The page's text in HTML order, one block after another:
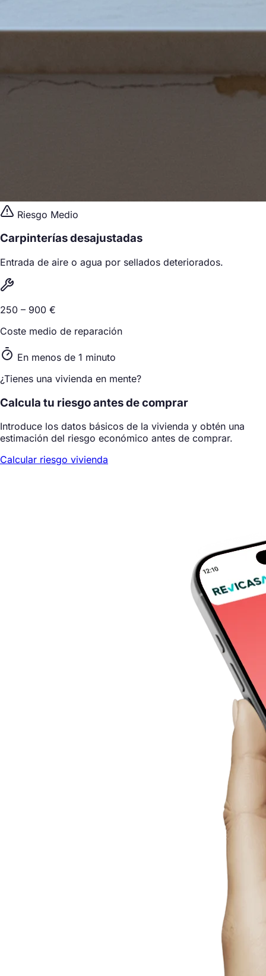
Riesgo Medio
Carpinterías desajustadas
Entrada de aire o agua por sellados deteriorados.
250 – 900 €
Coste medio de reparación
En menos de 1 minuto
¿Tienes una vivienda en mente?
Calcula tu riesgo antes de comprar
Introduce los datos básicos de la vivienda y obtén una
estimación del riesgo económico antes de comprar.
Calcular riesgo vivienda